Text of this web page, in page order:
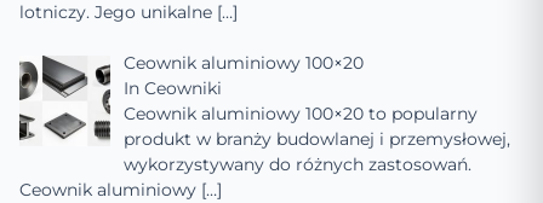
lotniczy. Jego unikalne […]
Ceownik aluminiowy 100×20
In Ceowniki
Ceownik aluminiowy 100×20 to popularny
produkt w branży budowlanej i przemysłowej,
wykorzystywany do różnych zastosowań.
Ceownik aluminiowy […]